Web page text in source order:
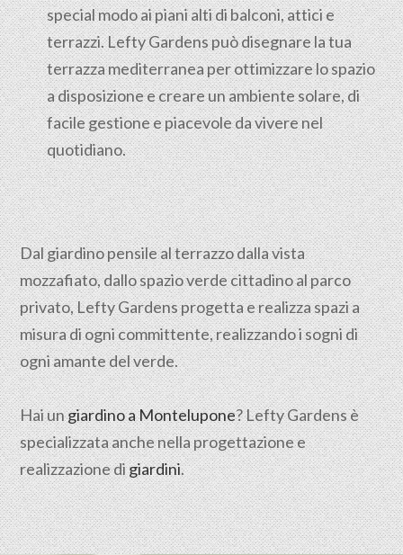
special modo ai piani alti di balconi, attici e
terrazzi. Lefty Gardens può disegnare la tua
terrazza mediterranea per ottimizzare lo spazio
a disposizione e creare un ambiente solare, di
facile gestione e piacevole da vivere nel
quotidiano.
Dal giardino pensile al terrazzo dalla vista
mozzafiato, dallo spazio verde cittadino al parco
privato, Lefty Gardens progetta e realizza spazi a
misura di ogni committente, realizzando i sogni di
ogni amante del verde.
Hai ungiardino a Montelupone? Lefty Gardens è
specializzata anche nella progettazione e
realizzazione digiardini.